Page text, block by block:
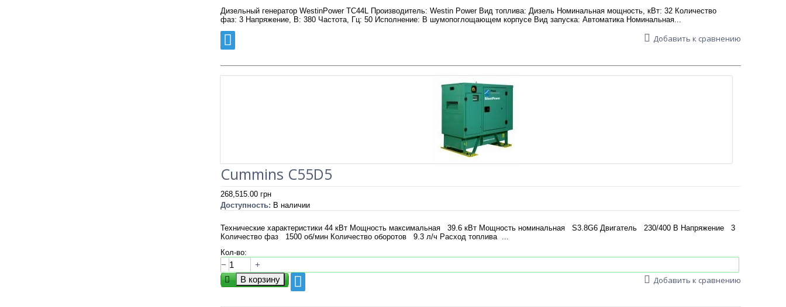
Дизельный генератор WestinPower TC44L Производитель: Westin Power Вид топлива: Дизель Номинальная мощность, кВт: 32 Количество
фаз: 3 Напряжение, В: 380 Частота, Гц: 50 Исполнение: В шумопоглощающем корпусе Вид запуска: Автоматика Номинальная...
Добавить к сравнению
Cummins С55D5
268,515.00 грн
Доступность: В наличии
Технические характеристики 44 кВт Мощность максимальная 39.6 кВт Мощность номинальная S3.8G6 Двигатель 230/400 В Напряжение 3
Количество фаз 1500 об/мин Количество оборотов 9.3 л/ч Расход топлива ...
Кол-во:
− +
Добавить к сравнению